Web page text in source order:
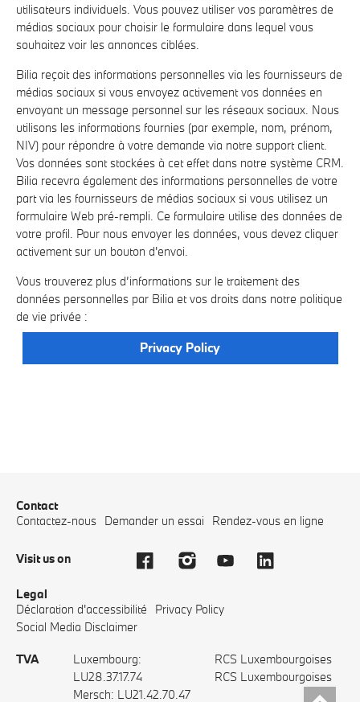
utilisateurs individuels. Vous pouvez utiliser vos paramètres de
médias sociaux pour choisir le formulaire dans lequel vous
souhaitez voir les annonces ciblées.
Bilia reçoit des informations personnelles via les fournisseurs de
médias sociaux si vous envoyez activement vos données en
envoyant un message personnel sur les réseaux sociaux. Nous
utilisons les informations fournies (par exemple, nom, prénom,
NIV) pour répondre à votre demande via notre support client.
Vos données sont stockées à cet effet dans notre système CRM.
Bilia recevra également des informations personnelles de votre
part via les fournisseurs de médias sociaux si vous utilisez un
formulaire Web pré-rempli. Ce formulaire utilise des données de
votre profil. Pour nous envoyer les données, vous devez cliquer
activement sur un bouton d'envoi.
Vous trouverez plus d’informations sur le traitement des
données personnelles par Bilia et vos droits dans notre politique
de vie privée :
Privacy Policy
Contact
Contactez-nous Demander un essai Rendez-vous en ligne
Visit us on
Legal
Déclaration d'accessibilité
Privacy Policy
Social Media Disclaimer
TVA
Luxembourg:
LU28.37.17.74
Mersch: LU21.42.70.47
RCS Luxembourgoises
RCS Luxembourgoises